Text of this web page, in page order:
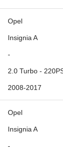
Opel
Insignia A
-
2.0 Turbo -
2008-2017
Opel
Insignia A
-